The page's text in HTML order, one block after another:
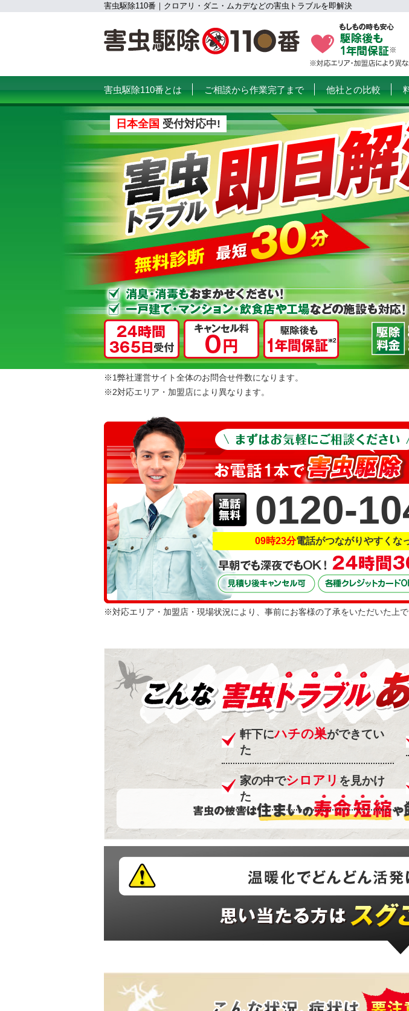
害虫駆除110番｜クロアリ・ダニ・ムカデなどの害虫トラブルを即解決
害虫駆除110番とは ご相談から作業完了まで 他社との比較
日本全国 受付対応中!
※1弊社運営サイト全体のお問合せ件数になります。
※2対応エリア・加盟店により異なります。
0120-
09時23分電話がつながりやすくな
※対応エリア・加盟店・現場状況により、事前にお客様の了承をいただいた上
軒下にハチの巣ができてい
た
家の中でシロアリを見かけ
た